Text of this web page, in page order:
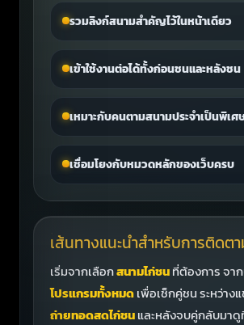
รวมลิงก์สนามสำคัญไว้ในหน้าเดียว
เข้าใช้งานต่อได้ทั้งก่อนชนและหลังชน
เหมาะกับคนตามสนามประจำเป็นพิเศ
เชื่อมโยงกับหมวดหลักของเว็บครบ
เส้นทางแนะนำสำหรับการติดต
เริ่มจากเลือกสนามไก่ชนที่ต้องการ จา
โปรแกรมทั้งหมดเพื่อเช็กคู่ชน ระหว่าง
ถ่ายทอดสดไก่ชนและหลังจบคู่กลับมาดู